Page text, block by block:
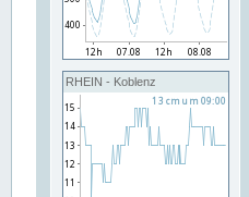
RHEIN - Koblenz